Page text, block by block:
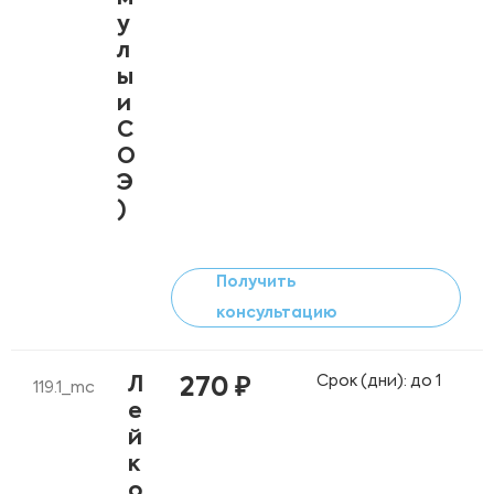
у
л
ы
и
С
О
Э
)
Получить
консультацию
119.1_mc
Л
е
й
к
270 ₽ Срок (дни): до 1